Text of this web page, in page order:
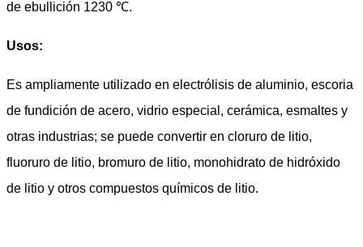
de ebullición 1230 ℃.
Usos:
Es ampliamente utilizado en electrólisis de aluminio, escoria
de fundición de acero, vidrio especial, cerámica, esmaltes y
otras industrias; se puede convertir en cloruro de litio,
fluoruro de litio, bromuro de litio, monohidrato de hidróxido
de litio y otros compuestos químicos de litio.